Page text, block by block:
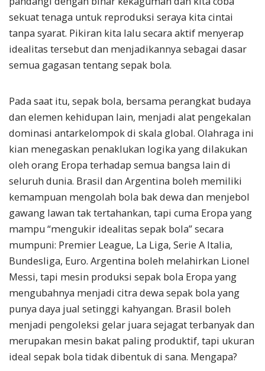
sekuat tenaga untuk reproduksi seraya kita cintai
tanpa syarat. Pikiran kita lalu secara aktif menyerap
idealitas tersebut dan menjadikannya sebagai dasar
semua gagasan tentang sepak bola.
Pada saat itu, sepak bola, bersama perangkat budaya
dan elemen kehidupan lain, menjadi alat pengekalan
dominasi antarkelompok di skala global. Olahraga ini
kian menegaskan penaklukan logika yang dilakukan
oleh orang Eropa terhadap semua bangsa lain di
seluruh dunia. Brasil dan Argentina boleh memiliki
kemampuan mengolah bola bak dewa dan menjebol
gawang lawan tak tertahankan, tapi cuma Eropa yang
mampu “mengukir idealitas sepak bola” secara
mumpuni: Premier League, La Liga, Serie A Italia,
Bundesliga, Euro. Argentina boleh melahirkan Lionel
Messi, tapi mesin produksi sepak bola Eropa yang
mengubahnya menjadi citra dewa sepak bola yang
punya daya jual setinggi kahyangan. Brasil boleh
menjadi pengoleksi gelar juara sejagat terbanyak dan
merupakan mesin bakat paling produktif, tapi ukuran
ideal sepak bola tidak dibentuk di sana. Mengapa?